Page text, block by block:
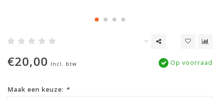
€20,00 Incl. btw Op voorraad
Maak een keuze: *